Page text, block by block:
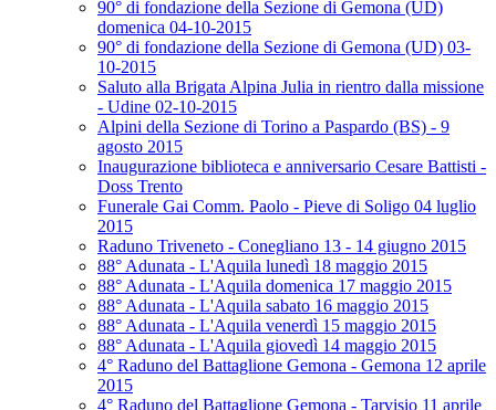
90° di fondazione della Sezione di Gemona (UD)
domenica 04-10-2015
90° di fondazione della Sezione di Gemona (UD) 03-
10-2015
Saluto alla Brigata Alpina Julia in rientro dalla missione
- Udine 02-10-2015
Alpini della Sezione di Torino a Paspardo (BS) - 9
agosto 2015
Inaugurazione biblioteca e anniversario Cesare Battisti -
Doss Trento
Funerale Gai Comm. Paolo - Pieve di Soligo 04 luglio
2015
Raduno Triveneto - Conegliano 13 - 14 giugno 2015
88° Adunata - L'Aquila lunedì 18 maggio 2015
88° Adunata - L'Aquila domenica 17 maggio 2015
88° Adunata - L'Aquila sabato 16 maggio 2015
88° Adunata - L'Aquila venerdì 15 maggio 2015
88° Adunata - L'Aquila giovedì 14 maggio 2015
4° Raduno del Battaglione Gemona - Gemona 12 aprile
2015
4° Raduno del Battaglione Gemona - Tarvisio 11 aprile